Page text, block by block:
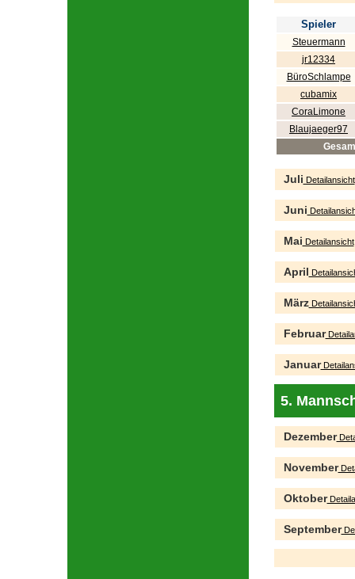
Spieler
Steuermann
jr12334
BüroSchlampe
cubamix
CoraLimone
Blaujaeger97
Juli Detailansicht
Juni
Mai Detailansicht
April
März
Februar
Januar
5.
Dezember
November
Oktober
September